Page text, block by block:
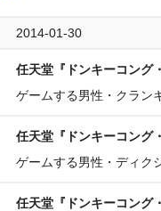
2014-01-30
任天堂『ドンキーコング
ゲームする男性・クラン
任天堂『ドンキーコング
ゲームする男性・ディク
任天堂『ドンキーコング